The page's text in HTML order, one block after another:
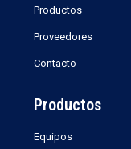
Productos
Proveedores
Contacto
Productos
Equipos